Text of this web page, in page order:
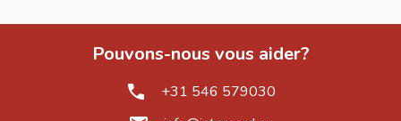
Pouvons-nous vous aider?
+31 546 579030